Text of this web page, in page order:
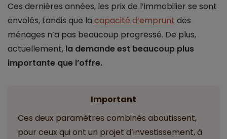
Ces dernières années, les prix de l’immobilier se sont
envolés, tandis que la capacité d’emprunt des
ménages n’a pas beaucoup progressé. De plus,
actuellement, la demande est beaucoup plus
importante que l’offre.
Important
Ces deux paramètres combinés aboutissent,
pour ceux qui ont un projet d’investissement, à